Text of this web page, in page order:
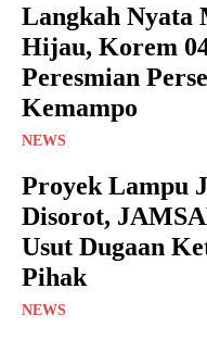
Langkah Nyata
Hijau, Korem
Peresmian
Kemampo
NEWS
Proyek Lampu
Disorot,
Usut Dugaan
Pihak
NEWS